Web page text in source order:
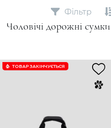
Чоловічі дорожні сумки
Фільтр
ТОВАР ЗАКІНЧУЄTЬСЯ